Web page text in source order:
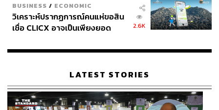
BUSINESS / ECONOMIC
วิเคราะห์ปรากฏการณ์คนแห่ขอสิน
เชื่อ CLICX อาจเป็นเพียงยอด
เรือนไทยที่ถูกซุกไว้
2.6K
LATEST STORIES